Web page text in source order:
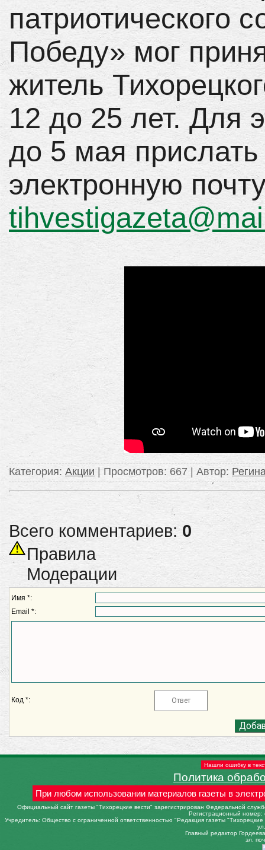
патриотического
Победу» мог
житель
12 до 25 лет. Для
до 5 мая
электронную
Категория: Акции | Просмотров: 667 | Автор:
Всего комментариев:0
Правила
Модерации
Имя *:
Email *:
Код *:
Нашли ошибку в
Политика
При любом использовании материалов газеты в
Официальный сайт газеты "Тихорецкие вести" зарегистрирован Федеральной
Регистрационный
Учредитель: Общество с ограниченной ответственностью "Редакция газеты
Главный редактор
эл.